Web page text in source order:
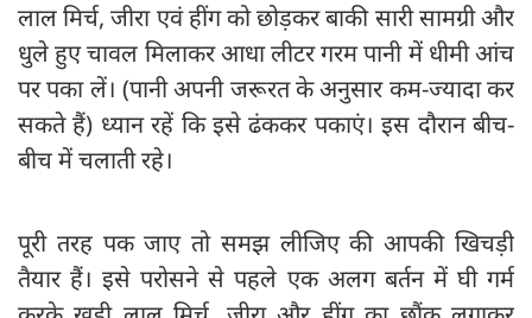
लाल मिर्च, जीरा एवं हींग को छोड़कर बाकी सारी सामग्री और
धुले हुए चावल मिलाकर आधा लीटर गरम पानी में धीमी आंच
पर पका लें। (पानी अपनी जरूरत के अनुसार कम-ज्यादा कर
सकते हैं) ध्यान रहें कि इसे ढंककर पकाएं। इस दौरान बीच-
बीच में चलाती रहे।
पूरी तरह पक जाए तो समझ लीजिए की आपकी खिचड़ी
तैयार हैं। इसे परोसने से पहले एक अलग बर्तन में घी गर्म